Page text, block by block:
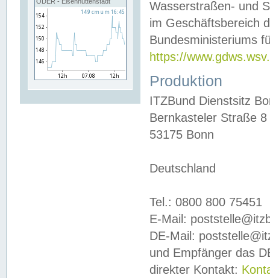
Wasserstraßen- und
im Geschäftsbereich
Bundesministeriums
https://
Produktion
ITZBund Dienstsitz
Bernkasteler Straße 8
53175 Bonn
Deutschland
Tel.: 0800 800 75451
E-Mail:
DE-Mail:
und Empfänger das
direkter Kontakt: